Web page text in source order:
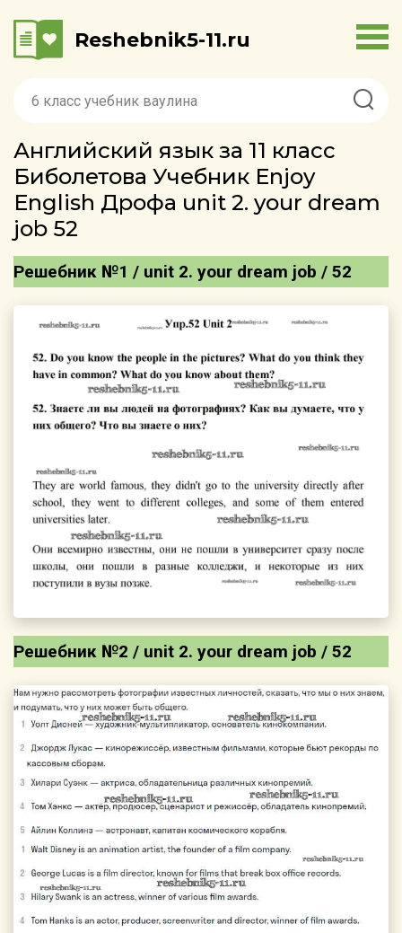
Reshebnik5-11.ru
Английский язык за 11 класс
Биболетова Учебник Enjoy
English Дрофа unit 2. your dream
job 52
Решебник №1 / unit 2. your dream job / 52
Решебник №2 / unit 2. your dream job / 52